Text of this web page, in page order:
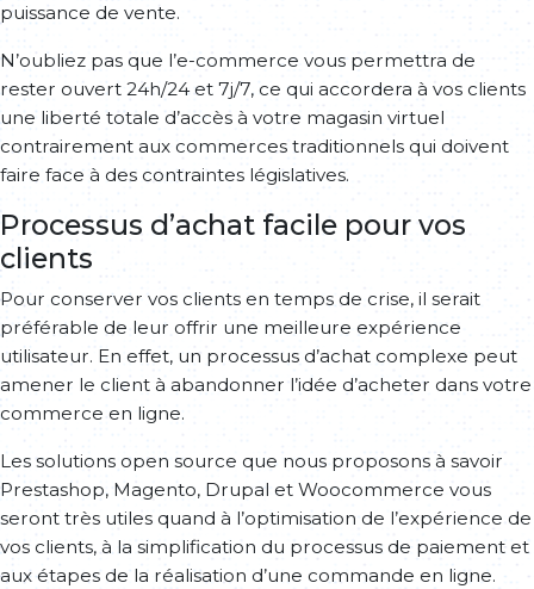
puissance de vente.
N’oubliez pas que l’e-commerce vous permettra de
rester ouvert 24h/24 et 7j/7, ce qui accordera à vos clients
une liberté totale d’accès à votre magasin virtuel
contrairement aux commerces traditionnels qui doivent
faire face à des contraintes législatives.
Processus d’achat facile pour vos
clients
Pour conserver vos clients en temps de crise, il serait
préférable de leur offrir une meilleure expérience
utilisateur. En effet, un processus d’achat complexe peut
amener le client à abandonner l’idée d’acheter dans votre
commerce en ligne.
Les solutions open source que nous proposons à savoir
Prestashop, Magento, Drupal et Woocommerce vous
seront très utiles quand à l’optimisation de l’expérience de
vos clients, à la simplification du processus de paiement et
aux étapes de la réalisation d’une commande en ligne.